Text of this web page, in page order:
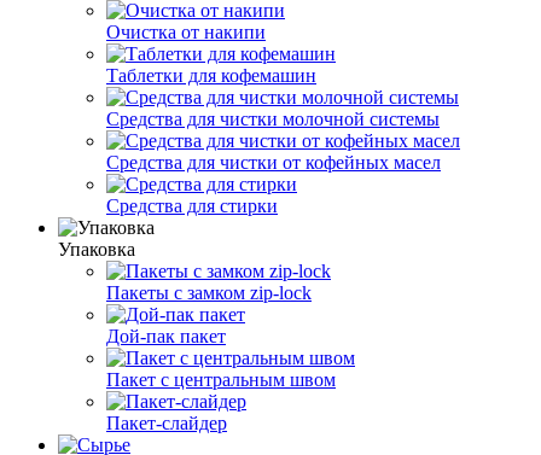
Очистка от накипи
Таблетки для кофемашин
Средства для чистки молочной системы
Средства для чистки от кофейных масел
Средства для стирки
Упаковка
Пакеты с замком zip-lock
Дой-пак пакет
Пакет с центральным швом
Пакет-слайдер